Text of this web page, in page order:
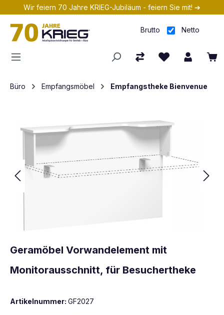
Zum Hauptinhalt springen
Wir feiern 70 Jahre KRIEG-Jubiläum - feiern Sie mit! ➔
Brutto Netto
Büro Empfangsmöbel Empfangstheke Bienvenue
Geramöbel Vorwandelement mit
Monitorausschnitt, für Besuchertheke
Artikelnummer: GF2027